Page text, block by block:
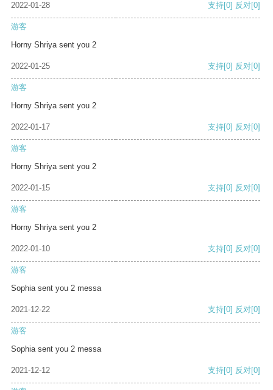
2022-01-28 支持[0] 反对[0]
游客
Horny Shriya sent you 2
2022-01-25 支持[0] 反对[0]
游客
Horny Shriya sent you 2
2022-01-17 支持[0] 反对[0]
游客
Horny Shriya sent you 2
2022-01-15 支持[0] 反对[0]
游客
Horny Shriya sent you 2
2022-01-10 支持[0] 反对[0]
游客
Sophia sent you 2 messa
2021-12-22 支持[0] 反对[0]
游客
Sophia sent you 2 messa
2021-12-12 支持[0] 反对[0]